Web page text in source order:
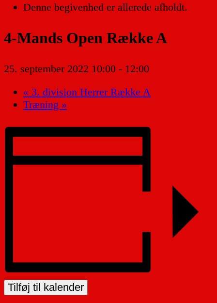
Denne begivenhed er allerede afholdt.
4-Mands Open Række A
25. september 2022 10:00 - 12:00
« 3. division Herrer Række A
Træning »
Tilføj til kalender